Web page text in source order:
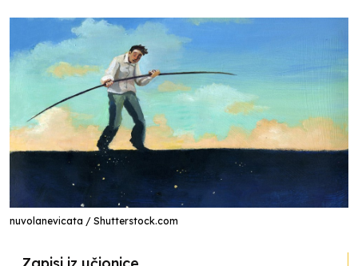
nuvolanevicata / Shutterstock.com